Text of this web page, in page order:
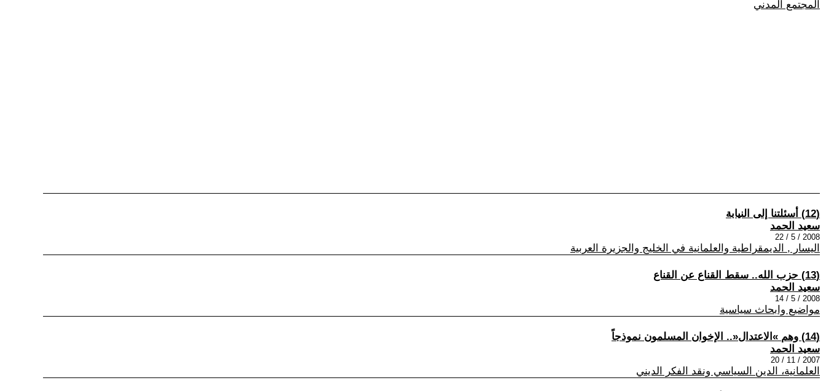
المجتمع المدني
(12) أسئلتنا إلى النيابة
سعيد الحمد
2008 / 5 / 22
اليسار , الديمقراطية والعلمانية في الخليج والجزيرة العربية
(13) حزب الله‮.. ‬سقط القناع عن القناع
سعيد الحمد
2008 / 5 / 14
مواضيع وابحاث سياسية
(14) وهم‮ »‬الاعتدال‮«.. ‬الإخوان المسلمون نموذجاً
سعيد الحمد
2007 / 11 / 20
العلمانية، الدين السياسي ونقد الفكر الديني